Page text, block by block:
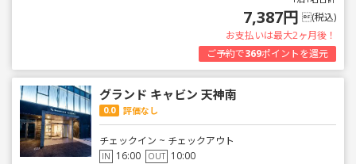
7,387円 (税込)
お支払いは最大2ヶ月後！
ご予約で369ポイントを還元
グランド キャビン 天神南
0.0 評価なし
チェックイン ~ チェックアウト
IN 16:00 OUT 10:00